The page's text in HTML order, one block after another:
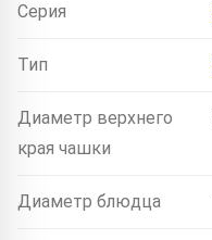
Серия
Тип
Диаметр верхнего
края чашки
Диаметр блюдца